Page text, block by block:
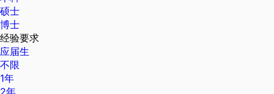
硕士
博士
经验要求
应届生
不限
1年